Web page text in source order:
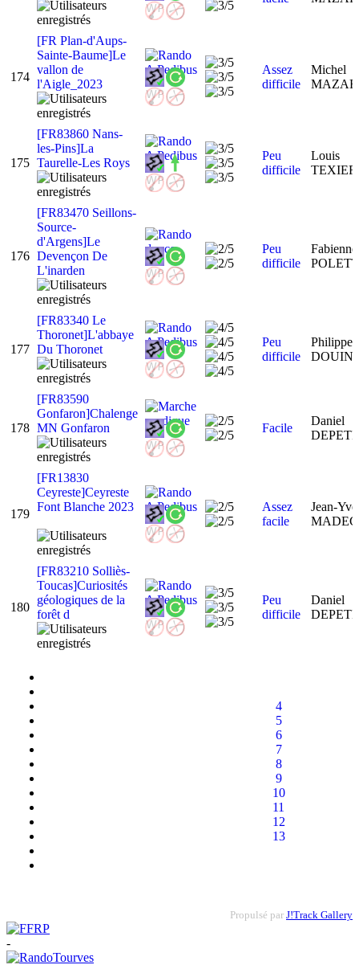
4
5
6
7
8
9
10
11
12
13
174
[FR Plan-d'Aups-
Sainte-Baume]Le
vallon de
l'Aigle_2023
Assez
difficile
Michel
175
[FR83860 Nans-
les-Pins]La
Taurelle-Les Roys
Peu
difficile
Louis
176
[FR83470 Seillons-
Source-
d'Argens]Le
Devençon De
L'inarden
Peu
difficile
Fabienne
177
[FR83340 Le
Thoronet]L'abbaye
Du Thoronet
Peu
difficile
Philippe
DOUIN
178
[FR83590
Gonfaron]Chalenge
MN Gonfaron
Facile
Daniel
179
[FR13830
Ceyreste]Ceyreste
Font Blanche 2023
Assez
facile
Jean-
180
[FR83210 Solliès-
Toucas]Curiosités
géologiques de la
forêt d
Peu
difficile
Daniel
Propulsé par J!Track Gallery
-